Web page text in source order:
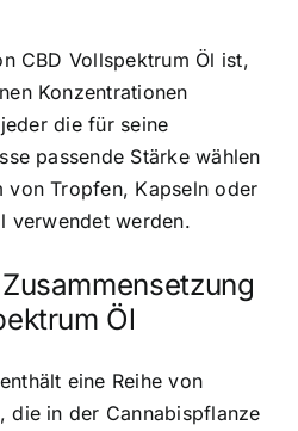
CBD Vollspektrum Öl ist,
Konzentrationen
die für seine
passende Stärke wählen
von Tropfen, Kapseln oder
verwendet werden.
Öl
eine Reihe von
die in der Cannabispflanze